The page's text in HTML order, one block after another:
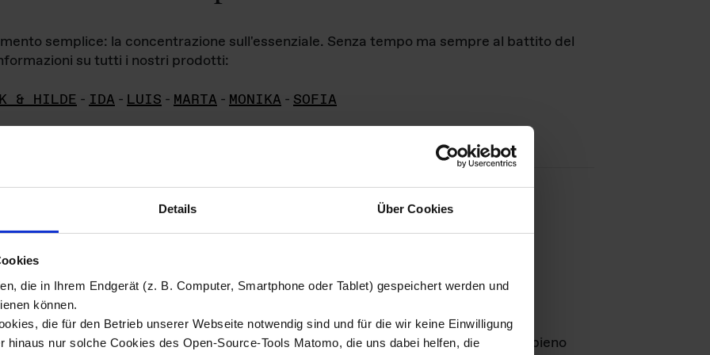
Details Über Cookies
die in Ihrem Endgerät (z. B. Computer, Smartphone oder Tablet) gespeichert werden und
können.
die für den Betrieb unserer Webseite notwendig sind und für die wir keine Einwilligung
hinaus nur solche Cookies des Open-Source-Tools Matomo, die uns dabei helfen, die
semplice: la concentrazione sull'essenziale. Senza tempo ma sempre al battito del
su tutti i nostri prodotti:
& HILDE - IDA - LUIS - MARTA - MONIKA - SOFIA
di immagini
materiale fotografico sono detenuti daDas ganze LebenGmbH e rimangono in pieno